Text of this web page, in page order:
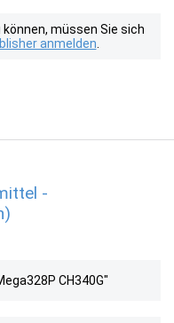
müssen Sie sich
anmelden
-
CH340G"